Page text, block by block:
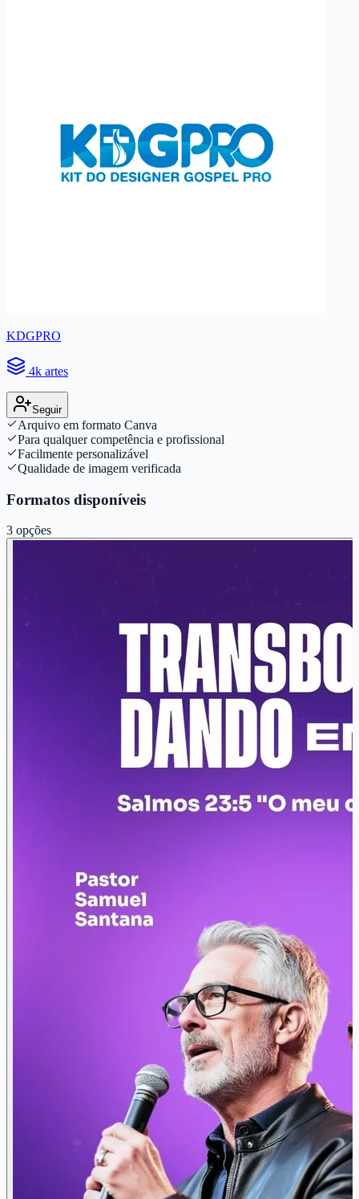
KDGPRO
4k artes
Seguir
Arquivo em formato Canva
Para qualquer competência e profissional
Facilmente personalizável
Qualidade de imagem verificada
Formatos disponíveis
3 opções